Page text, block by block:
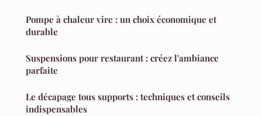
Pompe à chaleur vire : un choix économique et
durable
Suspensions pour restaurant : créez l'ambiance
parfaite
Le décapage tous supports : techniques et conseils
indispensables